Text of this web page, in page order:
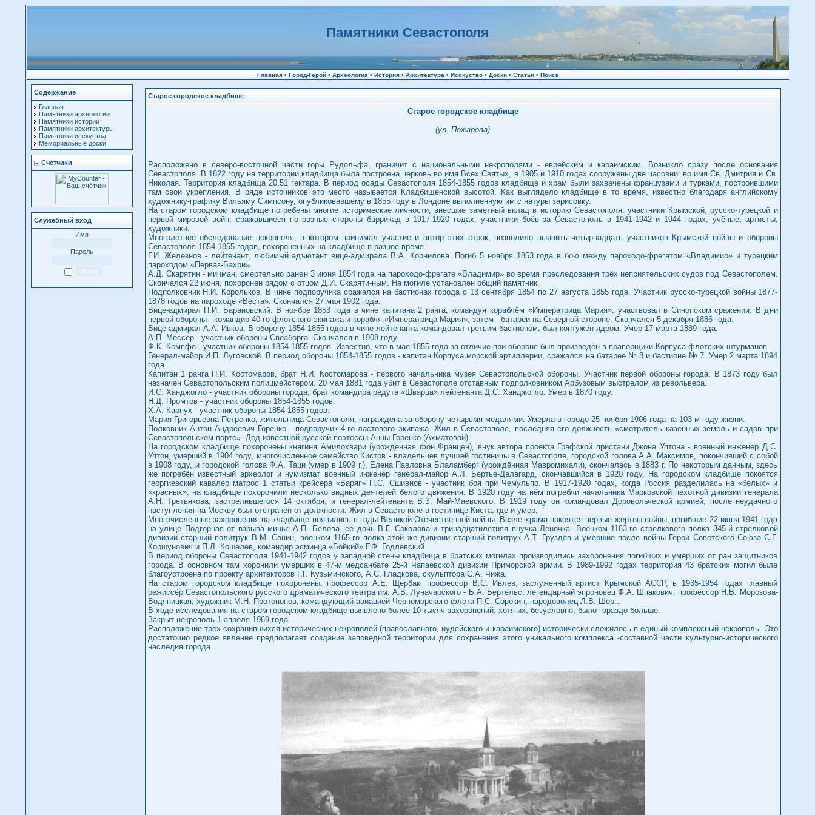
Памятники Севастополя
Главная• Город-Герой• Археология• История• Архитектура • Исскуство• Доски• Статьи• Поиск
Содержание
Главная
Памятники археологии
Памятники истории
Памятники архитектуры
Памятники исскуства
Мемориальные доски
Счетчики
Служебный вход
Имя
Пароль
Старое городское кладбище
Старое городское кладбище
(ул. Пожарова)
Расположено в северо-восточной части горы Рудольфа, граничит с национальными некрополями - еврейским и караимским. Возникло сразу после основания
Севастополя. В 1822 году на территории кладбища была построена церковь во имя Всех Святых, в 1905 и 1910 годах сооружены две часовни: во имя Св. Дмитрия и Св.
Николая. Территория кладбища 20,51 гектара. В период осады Севастополя 1854-1855 годов кладбище и храм были захвачены французами и турками, построившими
там свои укрепления. В ряде источников это место называется Кладбищенской высотой. Как выглядело кладбище в то время, известно благодаря английскому
художнику-графику Вильяму Симпсону, опубликовавшему в 1855 году в Лондоне выполненную им с натуры зарисовку.
На старом городском кладбище погребены многие исторические личности, внесшие заметный вклад в историю Севастополя: участники Крымской, русско-турецкой и
первой мировой войн, сражавшиеся по разные стороны баррикад в 1917-1920 годах, участники боёв за Севастополь в 1941-1942 и 1944 годах, учёные, артисты,
художники.
Многолетнее обследование некрополя, в котором принимал участие и автор этих строк, позволило выявить четырнадцать участников Крымской войны и обороны
Севастополя 1854-1855 годов, похороненных на кладбище в разное время.
Г.И. Железнов - лейтенант, любимый адъютант вице-адмирала В.А. Корнилова. Погиб 5 ноября 1853 года в бою между пароходо-фрегатом «Владимир» и турецким
пароходом «Перваз-Бахри».
А.Д. Скарятин - мичман, смертельно ранен 3 июня 1854 года на пароходо-фрегате «Владимир» во время преследования трёх неприятельских судов под Севастополем.
Скончался 22 июня, похоронен рядом с отцом Д.И. Скаряти-ным. На могиле установлен общий памятник.
Подполковник Н.И. Корольков. В чине подпоручика сражался на бастионах города с 13 сентября 1854 по 27 августа 1855 года. Участник русско-турецкой войны 1877-
1878 годов на пароходе «Веста». Скончался 27 мая 1902 года.
Вице-адмирал П.И. Барановский. В ноябре 1853 года в чине капитана 2 ранга, командуя кораблём «Императрица Мария», участвовал в Синопском сражении. В дни
первой обороны - командир 40-го флотского экипажа и корабля «Императрица Мария», затем - батареи на Северной стороне. Скончался 5 декабря 1886 года.
Вице-адмирал А.А. Ивков. В оборону 1854-1855 годов в чине лейтенанта командовал третьим бастионом, был контужен ядром. Умер 17 марта 1889 года.
А.П. Мессер - участник обороны Свеаборга. Скончался в 1908 году.
Ф.К. Кемпфе - участник обороны 1854-1855 годов. Известно, что в мае 1855 года за отличие при обороне был произведён в прапорщики Корпуса флотских штурманов.
Генерал-майор И.П. Луговской. В период обороны 1854-1855 годов - капитан Корпуса морской артиллерии, сражался на батарее № 8 и бастионе № 7. Умер 2 марта 1894
года.
Капитан 1 ранга П.И. Костомаров, брат Н.И. Костомарова - первого начальника музея Севастопольской обороны. Участник первой обороны города. В 1873 году был
назначен Севастопольским полицмейстером. 20 мая 1881 года убит в Севастополе отставным подполковником Арбузовым выстрелом из револьвера.
И.С. Ханджогло - участник обороны города, брат командира редута «Шварца» лейтенанта Д.С. Ханджогло. Умер в 1870 году.
Н.Д. Промтов - участник обороны 1854-1855 годов.
Х.А. Карпух - участник обороны 1854-1855 годов.
Мария Григорьевна Петренко, жительница Севастополя, награждена за оборону четырьмя медалями. Умерла в городе 25 ноября 1906 года на 103-м году жизни.
Полковник Антон Андреевич Горенко - подпоручик 4-го ластового экипажа. Жил в Севастополе, последняя его должность «смотритель казённых земель и садов при
Севастопольском порте». Дед известной русской поэтессы Анны Горенко (Ахматовой).
На городском кладбище похоронены княгиня Амилохвари (урождённая фон Францен), внук автора проекта Графской пристани Джона Уптона - военный инженер Д.С.
Уптон, умерший в 1904 году, многочисленное семейство Кистов - владельцев лучшей гостиницы в Севастополе, городской голова А.А. Максимов, покончивший с собой
в 1908 году, и городской голова Ф.А. Таци (умер в 1909 г.), Елена Павловна Блаламберг (урождённая Мавромихали), скончалась в 1883 г. По некоторым данным, здесь
же погребён известный археолог и нумизмат военный инженер генерал-майор А.Л. Бертье-Делагард, скончавшийся в 1920 году. На городском кладбище покоятся
георгиевский кавалер матрос 1 статьи крейсера «Варяг» П.С. Сшивнов - участник боя при Чемульпо. В 1917-1920 годах, когда Россия разделилась на «белых» и
«красных», на кладбище похоронили несколько видных деятелей белого движения. В 1920 году на нём погребли начальника Марковской пехотной дивизии генерала
А.Н. Третьякова, застрелившегося 14 октября, и генерал-лейтенанта В.З. Май-Маевского. В 1919 году он командовал Доровольческой армией, после неудачного
наступления на Москву был отстранён от должности. Жил в Севастополе в гостинице Киста, где и умер.
Многочисленные захоронения на кладбище появились в годы Великой Отечественной войны. Возле храма покоятся первые жертвы войны, погибшие 22 июня 1941 года
на улице Подгорная от взрыва мины: А.П. Белова, её дочь В.Г. Соколова и тринадцатилетняя внучка Леночка. Военком 1163-го стрелкового полка 345-й стрелковой
дивизии старший политрук В.М. Сонин, военком 1165-го полка этой же дивизии старший политрук А.Т. Груздев и умершие после войны Герои Советского Союза С.Г.
Коршунович и П.Л. Кошелев, командир эсминца «Бойкий» Г.Ф. Годлевский...
В период обороны Севастополя 1941-1942 годов у западной стены кладбища в братских могилах производились захоронения погибших и умерших от ран защитников
города. В основном там хоронили умерших в 47-м медсанбате 25-й Чапаевской дивизии Приморской армии. В 1989-1992 годах территория 43 братских могил была
благоустроена по проекту архитекторов Г.Г. Кузьминского, А.С. Гладкова, скульптора С.А. Чижа.
На старом городском кладбище похоронены: профессор А.Е. Щербак, профессор В.С. Ивлев, заслуженный артист Крымской АССР, в 1935-1954 годах главный
режиссёр Севастопольского русского драматического театра им. А.В. Луначарского - Б.А. Бертельс, легендарный эпроновец Ф.А. Шпакович, профессор Н.В. Морозова-
Водяницкая, художник М.Н. Протопопов, командующий авиацией Черноморского флота П.С. Сорокин, народоволец Л.В. Шор...
В ходе исследования на старом городском кладбище выявлено более 10 тысяч захоронений, хотя их, безусловно, было гораздо больше.
Закрыт некрополь 1 апреля 1969 года.
Расположение трёх сохранившихся исторических некрополей (православного, иудейского и караимского) исторически сложилось в единый комплексный некрополь. Это
достаточно редкое явление предполагает создание заповедной территории для сохранения этого уникального комплекса -составной части культурно-исторического
наследия города.